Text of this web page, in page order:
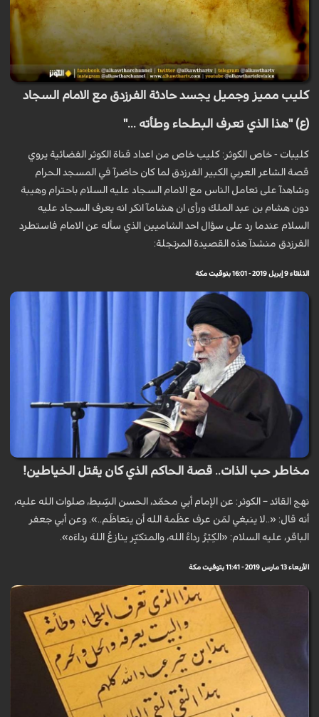
كليب مميز وجميل يجسد حادثة الفرزدق مع الامام السجاد
(ع) "هذا الذي تعرف البطحاء وطأته ..."
كليبات - خاص الكوثر: كليب خاص من اعداد قناة الكوثر الفضائية يروي
قصة الشاعر العربي الكبير الفرزدق لما كان حاضرآ في المسجد الحرام
وشاهدآ على تعامل الناس مع الامام السجاد عليه السلام باحترام وهيبة
دون هشام بن عبد الملك ورأى ان هشامآ انكر انه يعرف السجاد عليه
السلام عندما رد على سؤال احد الشاميين الذي سأله عن الامام فاستطرد
الفرزدق منشدآ هذه القصيدة المرتجلة:
الثلاثاء 9 إبريل 2019 - 16:01 بتوقيت مكة
مخاطر حب الذات.. قصة الحاكم الذي كان يقتل الخياطين!
نهج القائد – الكوثر: عن الإمام أبي محمّد، الحسن السِّبط، صلوات الله عليه،
أنه قال: «..لا ينبغي لمَن عرف عظَمة الله أن يتعاظَم..». وعن أبي جعفر
الباقر، عليه السلام: «الكِبْرُ رداءُ الله، والمتكبِّر ينازعُ اللهَ رداءَه».
الأربعاء 13 مارس 2019 - 11:41 بتوقيت مكة